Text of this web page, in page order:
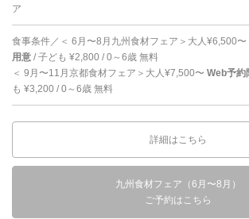
ア
食事条件／＜ 6月〜8月九州食材フェア＞大人¥6,500〜
用意 / 子ども ¥2,800 / 0～6歳 無料
＜ 9月〜11月京都食材フェア＞大人¥7,500〜 Web予約
も ¥3,200 / 0～6歳 無料
詳細はこちら
九州食材フェア（6月〜8月）
ご予約はこちら